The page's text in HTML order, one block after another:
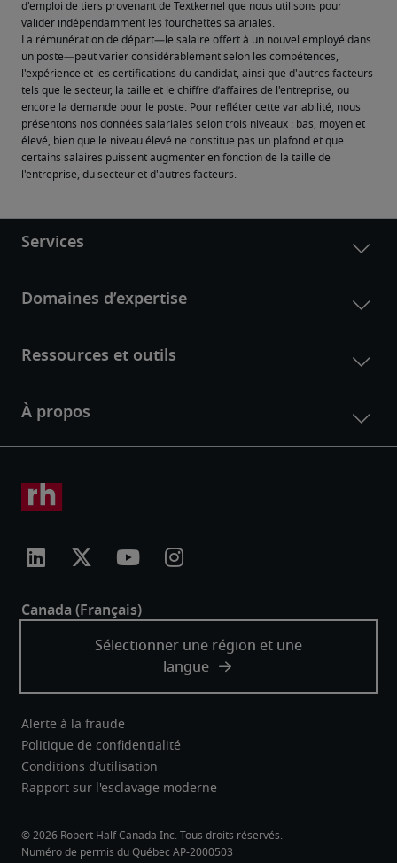
d'emploi de tiers provenant de Textkernel que nous utilisons pour
valider indépendamment les fourchettes salariales.
La rémunération de départ—le salaire offert à un nouvel employé dans
un poste—peut varier considérablement selon les compétences,
l'expérience et les certifications du candidat, ainsi que d'autres facteurs
tels que le secteur, la taille et le chiffre d’affaires de l'entreprise, ou
encore la demande pour le poste. Pour refléter cette variabilité, nous
présentons nos données salariales selon trois niveaux : bas, moyen et
élevé, bien que le niveau élevé ne constitue pas un plafond et que
certains salaires puissent augmenter en fonction de la taille de
l'entreprise, du secteur et d'autres facteurs.
Alerte à la fraude
Politique de confidentialité
Conditions d’utilisation
Rapport sur l'esclavage moderne
Robert Half Canada Inc. Tous droits réservés.